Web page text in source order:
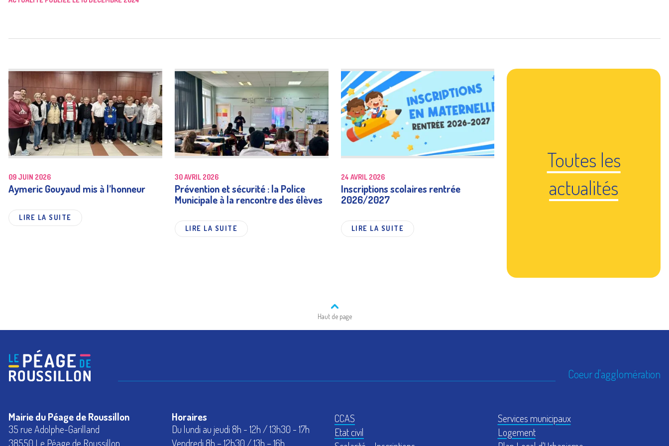
Risques naturels et
technologiques
Transports
Numéros et liens
utiles
09 JUIN 2026
Aymeric Gouyaud mis à l’honneur
LIRE LA SUITE
30 AVRIL 2026
Prévention et sécurité : la Police
Municipale à la rencontre des élèves
LIRE LA SUITE
24 AVRIL 2026
Inscriptions scolaires rentrée
2026/2027
LIRE LA SUITE
Toutes les
actualités
Haut de page
Coeur d'agglomération
Mairie du Péage de Roussillon
35 rue Adolphe-Garilland
38550 Le Péage de Roussillon
Horaires
Du lundi au jeudi 8h - 12h / 13h30 - 17h
Vendredi 8h – 12h30 / 13h – 16h
CCAS
Etat civil
Services municipaux
Logement